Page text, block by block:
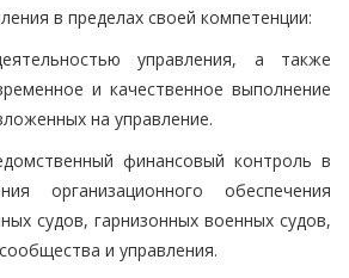
в пределах своей компетенции:
управления, а также
и качественное выполнение
на управление.
финансовый контроль в
организационного обеспечения
судов, гарнизонных военных судов,
и управления.